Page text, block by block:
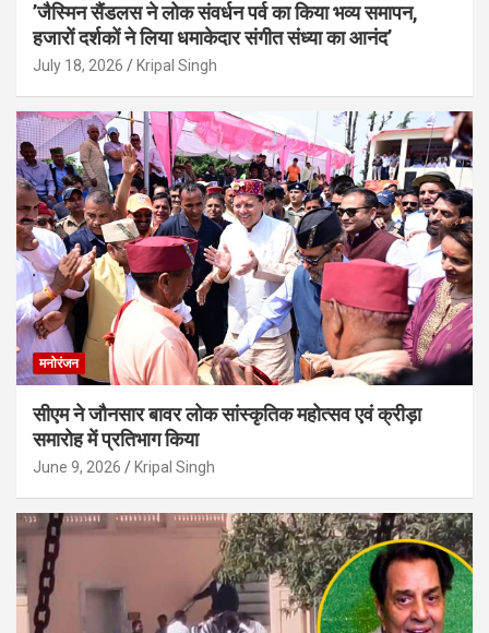
’जैस्मिन सैंडलस ने लोक संवर्धन पर्व का किया भव्य समापन,
हजारों दर्शकों ने लिया धमाकेदार संगीत संध्या का आनंद’
July 18, 2026 Kripal Singh
मनोरंजन
सीएम ने जौनसार बावर लोक सांस्कृतिक महोत्सव एवं क्रीड़ा
समारोह में प्रतिभाग किया
June 9, 2026 Kripal Singh